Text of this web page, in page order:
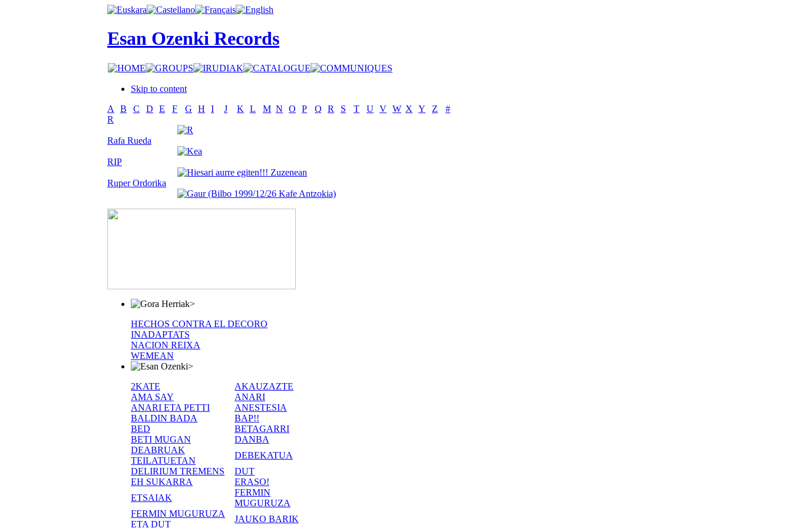
Esan Ozenki Records
Skip to content
A
B C D E F G H I J K L M N O P Q R S T U V W X Y Z
#
R
Rafa Rueda
RIP
Ruper Ordorika
>
HECHOS CONTRA EL DECORO
INADAPTATS
NACION REIXA
WEMEAN
>
2KATE
AKAUZAZTE
AMA SAY
ANARI
ANARI ETA PETTI
ANESTESIA
BALDIN BADA
BAP!!
BED
BETAGARRI
BETI MUGAN
DANBA
DEABRUAK
TEILATUETAN
DEBEKATUA
DELIRIUM TREMENS
DUT
EH SUKARRA
ERASO!
ETSAIAK
FERMIN
MUGURUZA
FERMIN MUGURUZA
ETA DUT
JAUKO BARIK